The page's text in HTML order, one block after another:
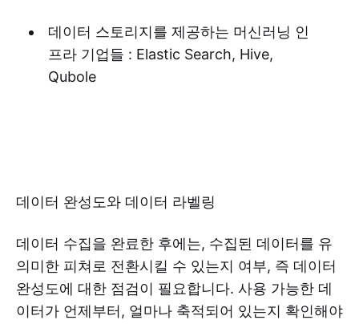
데이터 스토리지를 제공하는 머신러닝 인
프라 기업들 : Elastic Search, Hive,
Qubole
데이터 완성도와 데이터 라벨링
데이터 수집을 완료한 후에는, 수집된 데이터를 유
의미한 피쳐로 전환시킬 수 있는지 여부, 즉 데이터
완성도에 대한 점검이 필요합니다. 사용 가능한 데
이터가 언제부터, 얼마나 축적되어 있는지 확인해야